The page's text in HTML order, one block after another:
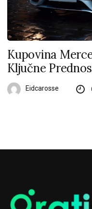
Kupovina
Ključne
Eidcarosse